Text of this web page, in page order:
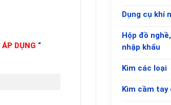
ÁP DỤNG “
Dụng cụ khí
Hộp đồ
nhập khẩu
Kìm các loại
Kìm cầm tay